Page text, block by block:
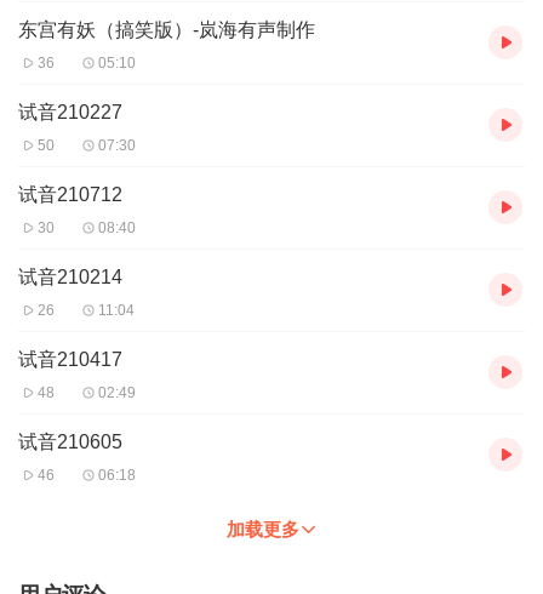
东宫有妖（搞笑版）-岚海有声制作
36 05:10
试音210227
50 07:30
试音210712
30 08:40
试音210214
26 11:04
试音210417
48 02:49
试音210605
46 06:18
加载更多